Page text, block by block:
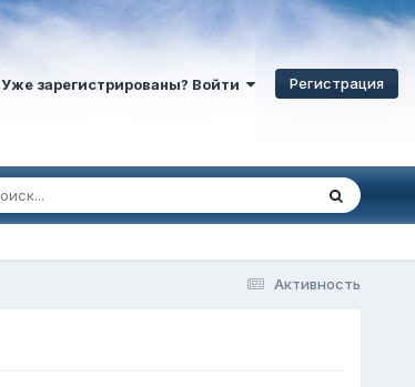
Уже зарегистрированы? Войти Регистрация
Активность